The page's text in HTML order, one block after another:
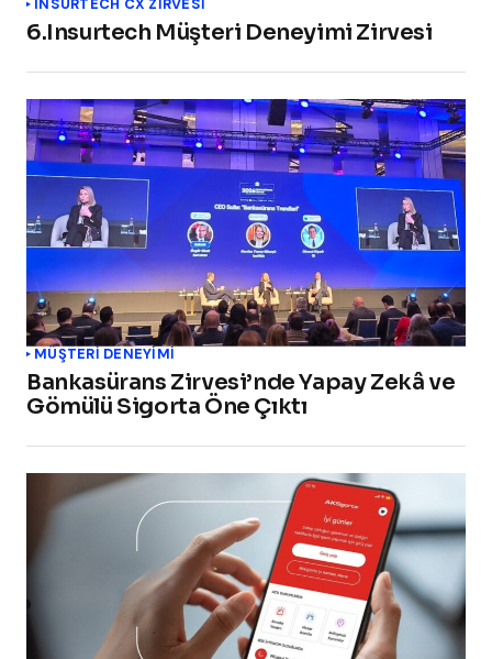
6.Insurtech Müşteri Deneyimi Zirvesi
MÜŞTERI DENEYIMI
Bankasürans Zirvesi’nde Yapay Zekâ ve
Gömülü Sigorta Öne Çıktı